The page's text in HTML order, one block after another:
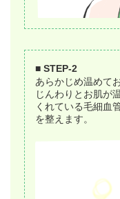
■ STEP-2
あらかじめ温めて
じんわりとお肌が
くれている毛細血
を整えます。